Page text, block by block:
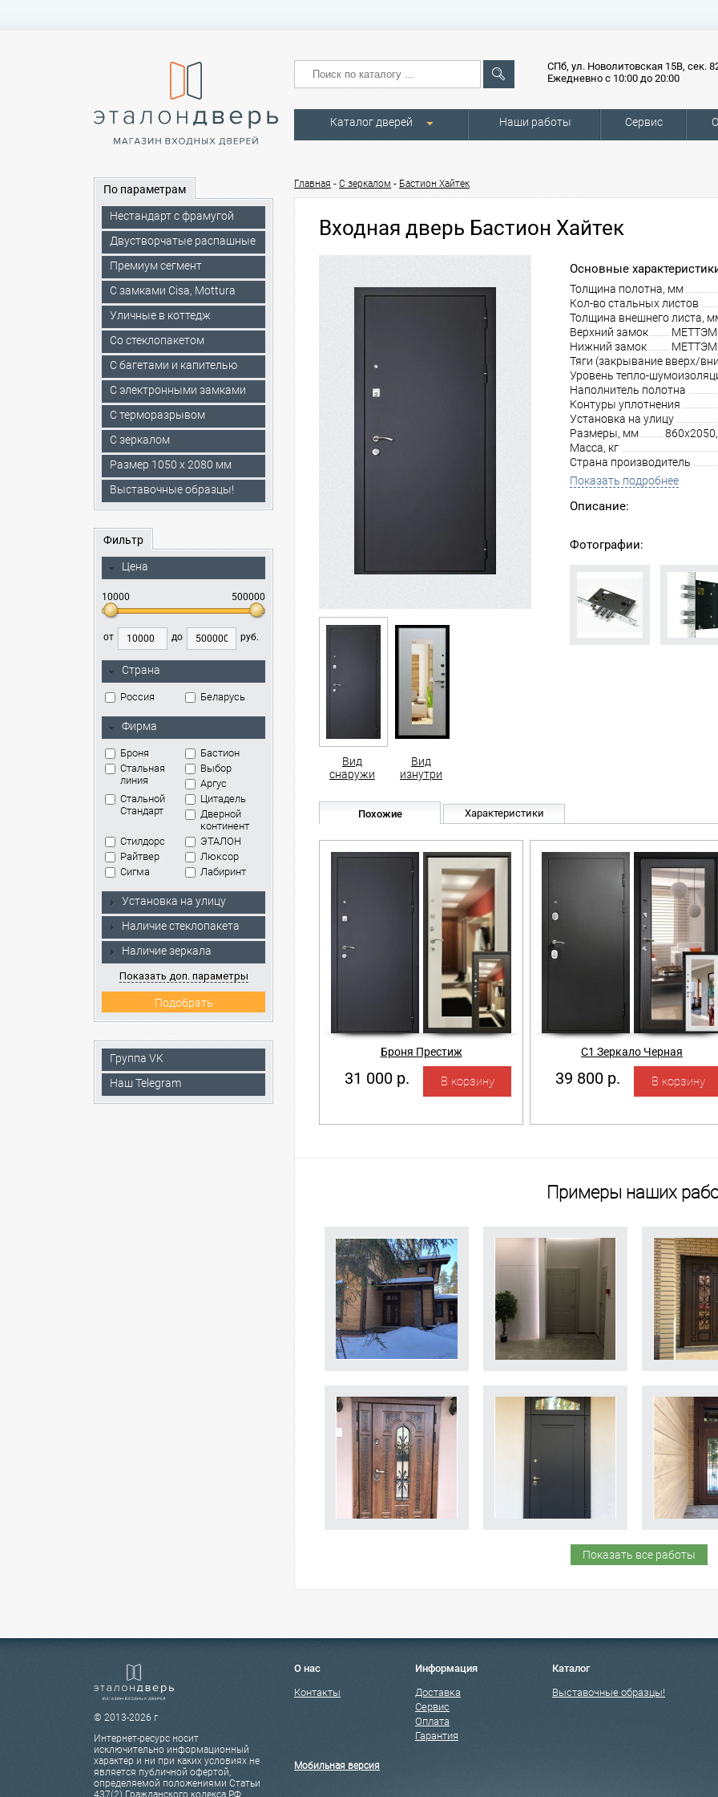
СПб, ул. Новолитовская 15В, сек.
Ежедневно с 10:00 до 20:00
Каталог дверей Наши работы Сервис
По параметрам
Нестандарт с фрамугой
Двустворчатые распашные
Премиум сегмент
C замками Cisa, Mottura
Уличные в коттедж
Со стеклопакетом
С багетами и капителью
C электронными замками
С терморазрывом
С зеркалом
Размер 1050 х 2080 мм
Выставочные образцы!
Фильтр
Цена
10000 500000
от до руб.
Страна
Россия Беларусь
Фирма
Броня
Бастион
Стальная
линия
Выбор
Аргус
Стальной
Стандарт
Цитадель
Дверной
континент
Стилдорс
ЭТАЛОН
Райтвер
Люксор
Сигма
Лабиринт
Установка на улицу
Наличие стеклопакета
Наличие зеркала
Показать доп. параметры
Группа VK
Наш Telegram
Главная - C зеркалом - Бастион Хайтек
Входная дверь Бастион Хайтек
Вид
снаружи
Вид
изнутри
Основные
Толщина полотна, мм
Кол-во стальных листов
Толщина внешнего листа,
Верхний замок
МЕТТЭМ
Нижний замок
МЕТТЭМ
Тяги (закрывание вверх/
Уровень тепло-
Наполнитель полотна
Контуры уплотнения
Установка на улицу
Размеры, мм
Масса, кг
Страна производитель
Показать подробнее
Описание:
Фотографии:
Похожие Характеристики
Броня Престиж
31 000 р.
С1 Зеркало Черная
39 800 р.
Примеры наших
Показать все работы
© 2013-2026 г
Интернет-ресурс носит
исключительно информационный
характер и ни при каких условиях не
является публичной офертой,
определяемой положениями Статьи
437(2) Гражданского кодекса РФ.
О нас
Контакты
Информация
Доставка
Сервис
Оплата
Гарантия
Каталог
Выставочные образцы!
Мобильная версия